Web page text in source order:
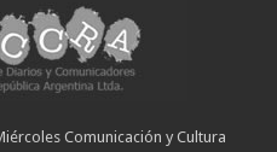
Comunicación y Cultura